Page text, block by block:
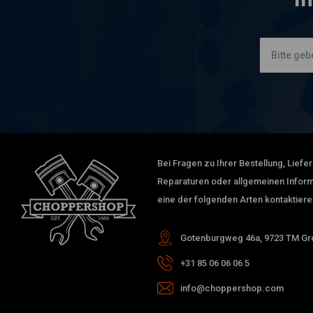
Bei Fragen zu Ihrer Bestellung,
Reparaturen oder allgemeinen
eine der folgenden Arten
Gotenburgweg 46a, 9723 TM
+31 85 06 06 06 5
info@choppershop.com